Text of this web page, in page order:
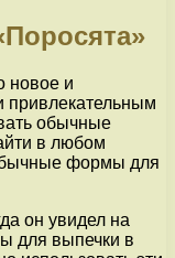
новое и
привлекательным
обычные
в любом
формы для
он увидел на
для выпечки в